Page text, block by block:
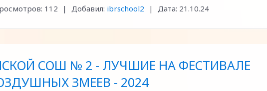
112 | Добавил: ibrschool2 | Дата: 21.10.24
СОШ № 2 - ЛУЧШИЕ НА ФЕСТИВАЛЕ
ЗМЕЕВ - 2024